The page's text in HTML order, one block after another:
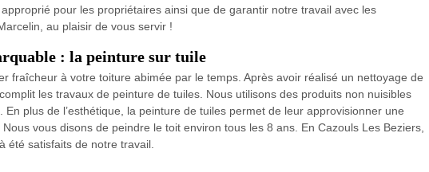
pour les propriétaires ainsi que de garantir notre travail avec les
au plaisir de vous servir !
: la peinture sur tuile
fraîcheur à votre toiture abimée par le temps. Après avoir réalisé un nettoyage de
les travaux de peinture de tuiles. Nous utilisons des produits non nuisibles
plus de l’esthétique, la peinture de tuiles permet de leur approvisionner une
vous disons de peindre le toit environ tous les 8 ans. En Cazouls Les Beziers,
été satisfaits de notre travail.